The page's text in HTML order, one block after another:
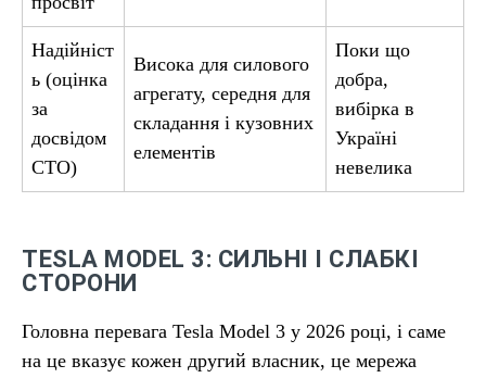
Надійніст
ь (оцінка
за
досвідом
СТО)
Висока для силового
агрегату, середня для
складання і кузовних
елементів
Поки що
добра,
вибірка в
Україні
невелика
TESLA MODEL 3: СИЛЬНІ І СЛАБКІ
СТОРОНИ
Головна перевага Tesla Model 3 у 2026 році, і саме
на це вказує кожен другий власник, це мережа